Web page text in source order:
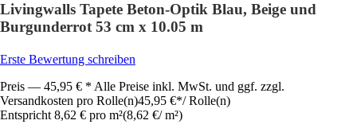
Livingwalls Tapete Beton-Optik Blau, Beige und
Burgunderrot 53 cm x 10.05 m
Erste Bewertung schreiben
Preis — 45,95 € * Alle Preise inkl. MwSt. und ggf. zzgl.
Versandkosten pro Rolle(n)45,95 €*/ Rolle(n)
Entspricht 8,62 € pro m²(8,62 €/ m²)